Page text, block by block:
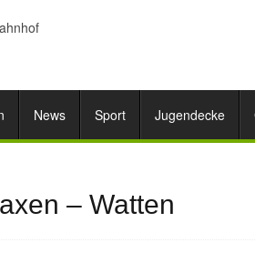
News Sport Jugendecke
– Watten